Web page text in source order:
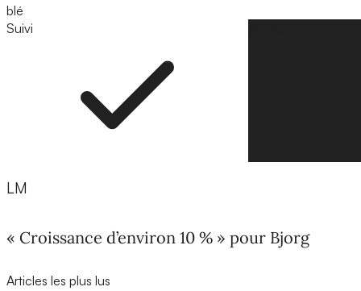
blé
Suivi
LM
« Croissance d’environ 10 % » pour Bjorg
Articles les plus lus